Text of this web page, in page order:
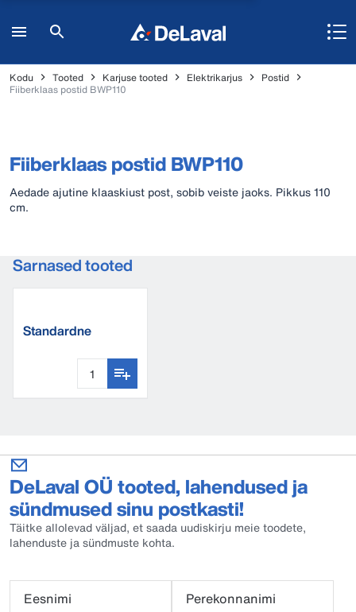
Kodu Tooted Karjuse tooted Elektrikarjus
Postid
Fiiberklaas postid BWP110
Fiiberklaas postid BWP110
Aedade ajutine klaaskiust post, sobib veiste jaoks. Pikkus 110
cm.
Sarnased tooted
Standardne
DeLaval OÜ tooted, lahendused ja
sündmused sinu postkasti!
Täitke allolevad väljad, et saada uudiskirju meie toodete,
lahenduste ja sündmuste kohta.
Eesnimi
Perekonnanimi